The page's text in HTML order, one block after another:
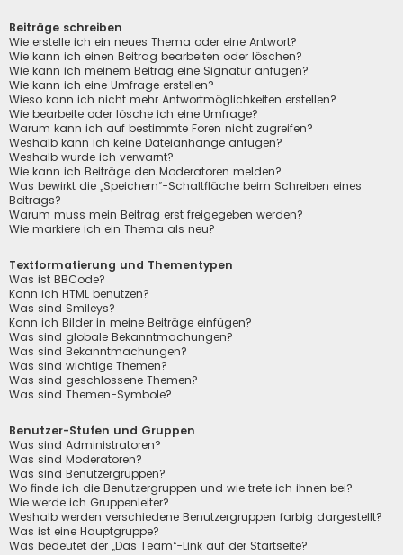
Beiträge schreiben
Wie erstelle ich ein neues Thema oder eine Antwort?
Wie kann ich einen Beitrag bearbeiten oder löschen?
Wie kann ich meinem Beitrag eine Signatur anfügen?
Wie kann ich eine Umfrage erstellen?
Wieso kann ich nicht mehr Antwortmöglichkeiten erstellen?
Wie bearbeite oder lösche ich eine Umfrage?
Warum kann ich auf bestimmte Foren nicht zugreifen?
Weshalb kann ich keine Dateianhänge anfügen?
Weshalb wurde ich verwarnt?
Wie kann ich Beiträge den Moderatoren melden?
Was bewirkt die „Speichern“-Schaltfläche beim Schreiben eines
Beitrags?
Warum muss mein Beitrag erst freigegeben werden?
Wie markiere ich ein Thema als neu?
Textformatierung und Thementypen
Was ist BBCode?
Kann ich HTML benutzen?
Was sind Smileys?
Kann ich Bilder in meine Beiträge einfügen?
Was sind globale Bekanntmachungen?
Was sind Bekanntmachungen?
Was sind wichtige Themen?
Was sind geschlossene Themen?
Was sind Themen-Symbole?
Benutzer-Stufen und Gruppen
Was sind Administratoren?
Was sind Moderatoren?
Was sind Benutzergruppen?
Wo finde ich die Benutzergruppen und wie trete ich ihnen bei?
Wie werde ich Gruppenleiter?
Weshalb werden verschiedene Benutzergruppen farbig dargestellt?
Was ist eine Hauptgruppe?
Was bedeutet der „Das Team“-Link auf der Startseite?